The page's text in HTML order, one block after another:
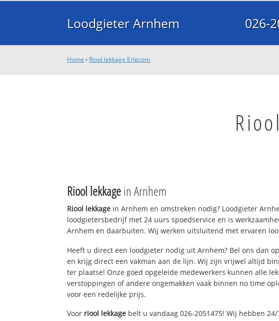
Loodgieter Arnhem 026-
Home › Riool lekkage Erlecom
Riool lekkagein Arnhem
Riool lekkage in Arnhem en omstreken nodig? Loodgieter
loodgietersbedrijf met 24 uurs spoedservice en is
Arnhem en daarbuiten. Wij werken uitsluitend met ervaren
Heeft u direct een loodgieter nodig uit Arnhem? Bel ons dan
en krijg direct een vakman aan de lijn. Wij zijn vrijwel altijd
ter plaatse! Onze goed opgeleide medewerkers kunnen alle
verstoppingen of andere ongemakken vaak binnen no time
voor een redelijke prijs.
Voor riool lekkage belt u vandaag 026-2051475! Wij hebben